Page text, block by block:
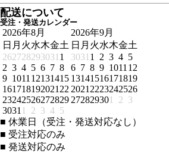
配送について
受注・発送カレンダー
2026年8月
日 月 火水木金土
262728293031 1
2 3 4 5 6 7 8
9 1011 12131415
161718192021 22
23242526272829
3031 1 2 3 4 5
2026年9月
日 月 火水木金土
3031 1 2 3 4 5
6 7 8 9 1011 12
13141516171819
2021 2223242526
272829301 2 3
■ 休業日（受注・発送対応なし）
■ 受注対応のみ
■ 発送対応のみ